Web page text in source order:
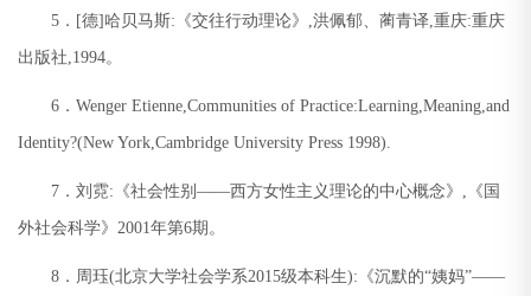
5 ． [德] 哈贝马斯: 《交往行动理论》 ,洪佩郁、蔺青译,重庆:重庆
出版社,1994。
6 ． Wenger Etienne,Communities of Practice:Learning,Meaning,and
Identity?(New York,Cambridge University Press 1998).
7 ．刘霓: 《社会性别 ——西方女性主义理论的中心概念》 , 《国
外社会科学》 2001年第6期。
8 ．周珏(北京大学社会学系2015级本科生): 《沉默的“姨妈”——